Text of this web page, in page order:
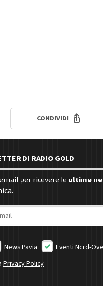
CONDIVIDI
DI RADIO GOLD
per ricevere le ultime
News Pavia
Eventi Nord-
Privacy Policy